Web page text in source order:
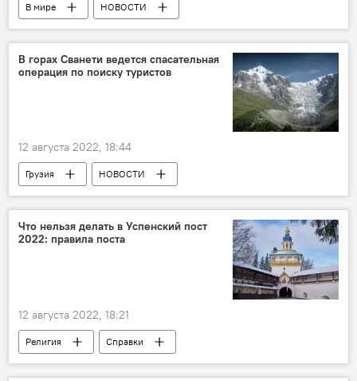
В мире
НОВОСТИ
ПРОИСШЕСТВИЯ
Россия
В горах Сванети ведется спасательная
операция по поиску туристов
12 августа 2022, 18:44
Грузия
НОВОСТИ
ПРОИСШЕСТВИЯ
Сванети
Туристы
Спасательная операция
Что нельзя делать в Успенский пост
2022: правила поста
12 августа 2022, 18:21
Религия
Справки
Календарь религиозных праздников